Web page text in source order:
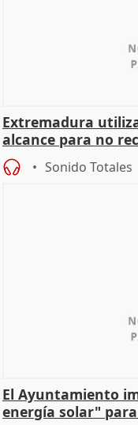
Extremadura
alcance para no
Sonido Totales
El Ayuntamiento
energía solar"